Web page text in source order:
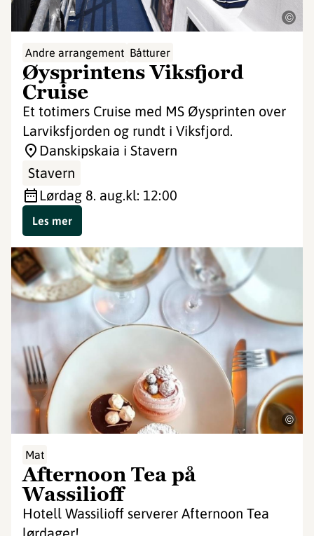
©
Andre arrangement Båtturer
Øysprintens Viksfjord
Cruise
Et totimers Cruise med MS Øysprinten over
Larviksfjorden og rundt i Viksfjord.
Danskipskaia i Stavern
Stavern
lørdag 8. aug.kl: 12:00
Les mer
©
Mat
Afternoon Tea på
Wassilioff
Hotell Wassilioff serverer Afternoon Tea